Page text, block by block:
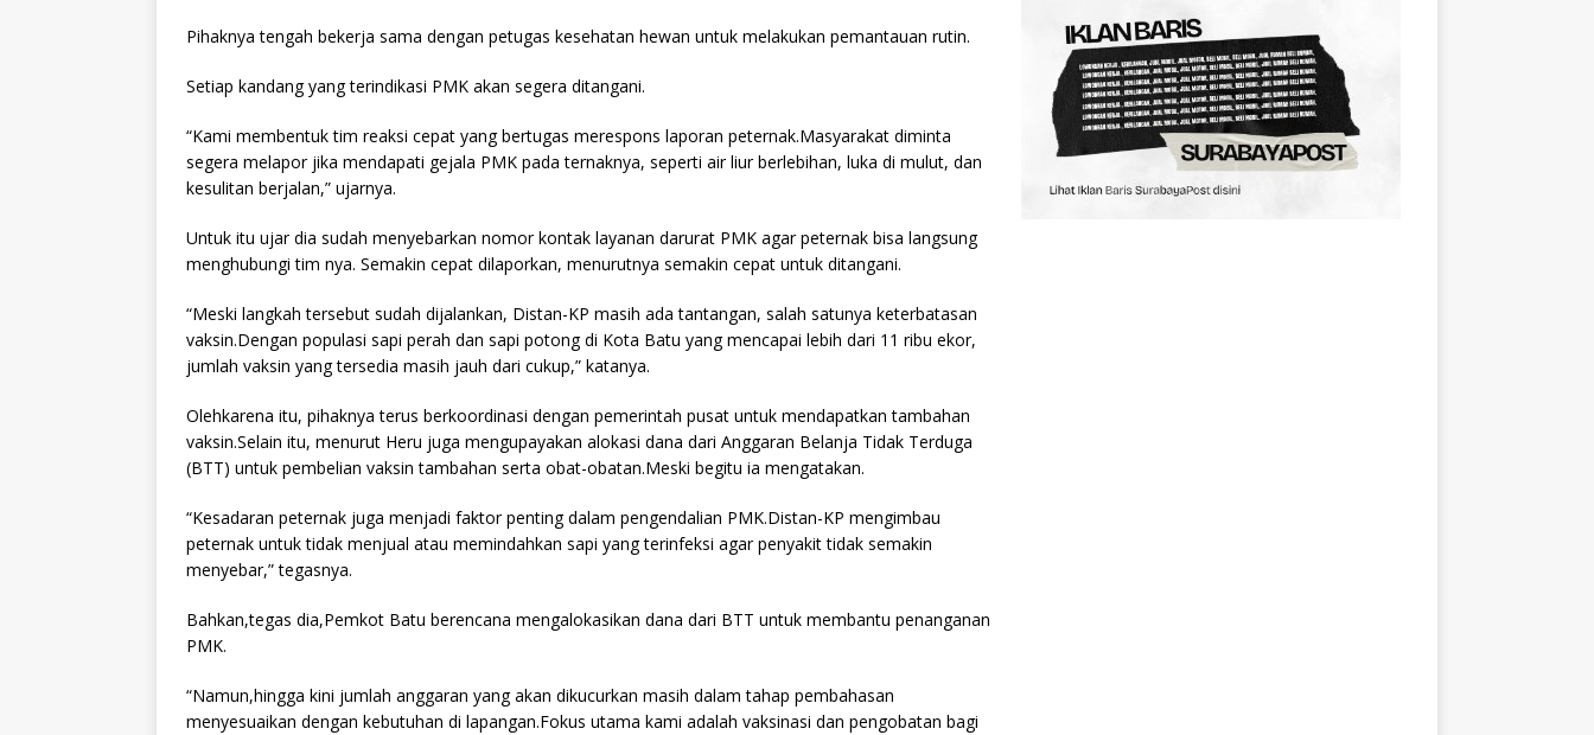
Pihaknya tengah bekerja sama dengan petugas kesehatan hewan untuk melakukan pemantauan rutin.
Setiap kandang yang terindikasi PMK akan segera ditangani.
“Kami membentuk tim reaksi cepat yang bertugas merespons laporan peternak.Masyarakat diminta
segera melapor jika mendapati gejala PMK pada ternaknya, seperti air liur berlebihan, luka di mulut, dan
kesulitan berjalan,” ujarnya.
Untuk itu ujar dia sudah menyebarkan nomor kontak layanan darurat PMK agar peternak bisa langsung
menghubungi tim nya. Semakin cepat dilaporkan, menurutnya semakin cepat untuk ditangani.
“Meski langkah tersebut sudah dijalankan, Distan-KP masih ada tantangan, salah satunya keterbatasan
vaksin.Dengan populasi sapi perah dan sapi potong di Kota Batu yang mencapai lebih dari 11 ribu ekor,
jumlah vaksin yang tersedia masih jauh dari cukup,” katanya.
Olehkarena itu, pihaknya terus berkoordinasi dengan pemerintah pusat untuk mendapatkan tambahan
vaksin.Selain itu, menurut Heru juga mengupayakan alokasi dana dari Anggaran Belanja Tidak Terduga
(BTT) untuk pembelian vaksin tambahan serta obat-obatan.Meski begitu ia mengatakan.
“Kesadaran peternak juga menjadi faktor penting dalam pengendalian PMK.Distan-KP mengimbau
peternak untuk tidak menjual atau memindahkan sapi yang terinfeksi agar penyakit tidak semakin
menyebar,” tegasnya.
Bahkan,tegas dia,Pemkot Batu berencana mengalokasikan dana dari BTT untuk membantu penanganan
PMK.
“Namun,hingga kini jumlah anggaran yang akan dikucurkan masih dalam tahap pembahasan
menyesuaikan dengan kebutuhan di lapangan.Fokus utama kami adalah vaksinasi dan pengobatan bagi